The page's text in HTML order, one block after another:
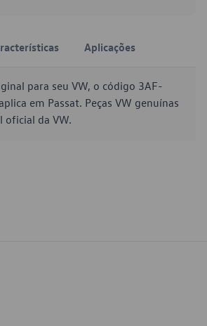
Aplicações
para seu VW, o código 3AF-
em Passat. Peças VW genuínas
oficial da VW.